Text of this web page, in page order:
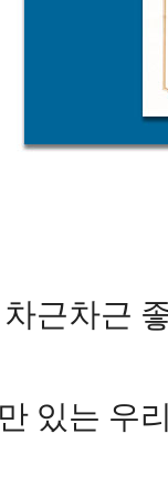
근차근
있는 우